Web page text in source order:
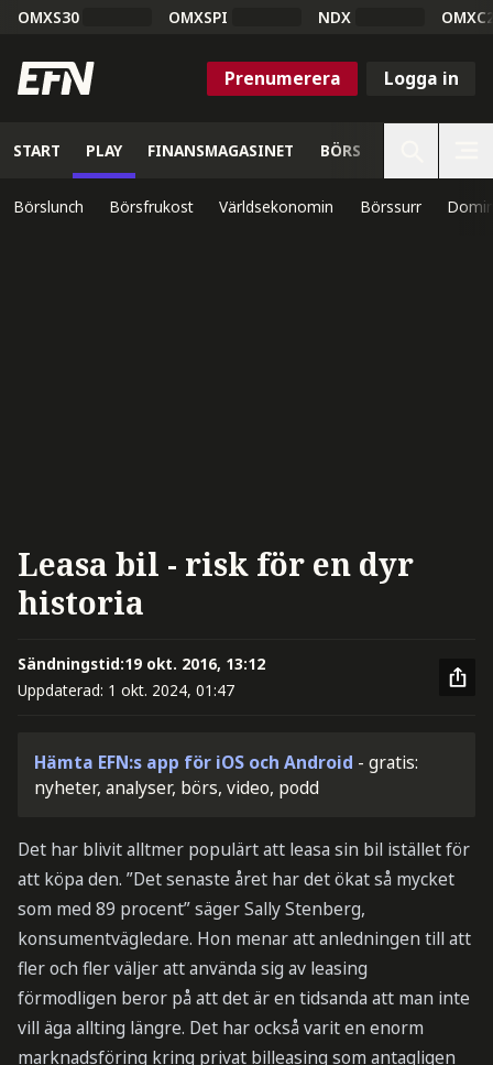
OMXS30 OMXSPI NDX
Prenumerera Logga in
START PLAY FINANSMAGASINET BÖRS
Börslunch Börsfrukost Världsekonomin Börssurr
Leasa bil - risk för en dyr
historia
Sändningstid:19 okt. 2016, 13:12
Uppdaterad: 1 okt. 2024, 01:47
Hämta EFN:s app för iOS och Android - gratis:
nyheter, analyser, börs, video, podd
Det har blivit alltmer populärt att leasa sin bil istället för
att köpa den. ”Det senaste året har det ökat så mycket
som med 89 procent” säger Sally Stenberg,
konsumentvägledare. Hon menar att anledningen till att
fler och fler väljer att använda sig av leasing
förmodligen beror på att det är en tidsanda att man inte
vill äga allting längre. Det har också varit en enorm
marknadsföring kring privat billeasing som antagligen